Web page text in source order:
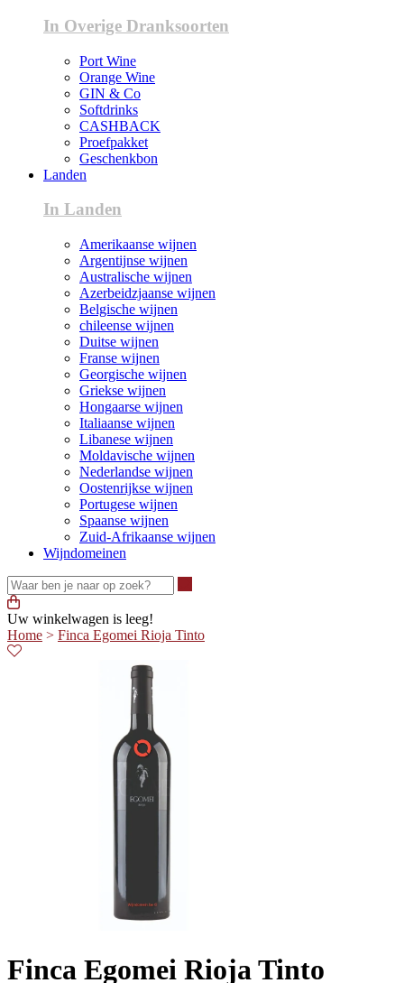
In Overige Dranksoorten
Port Wine
Orange Wine
GIN & Co
Softdrinks
CASHBACK
Proefpakket
Geschenkbon
Landen
In Landen
Amerikaanse wijnen
Argentijnse wijnen
Australische wijnen
Azerbeidzjaanse wijnen
Belgische wijnen
chileense wijnen
Duitse wijnen
Franse wijnen
Georgische wijnen
Griekse wijnen
Hongaarse wijnen
Italiaanse wijnen
Libanese wijnen
Moldavische wijnen
Nederlandse wijnen
Oostenrijkse wijnen
Portugese wijnen
Spaanse wijnen
Zuid-Afrikaanse wijnen
Wijndomeinen
Uw winkelwagen is leeg!
Home > Finca Egomei Rioja Tinto
Finca Egomei Rioja Tinto